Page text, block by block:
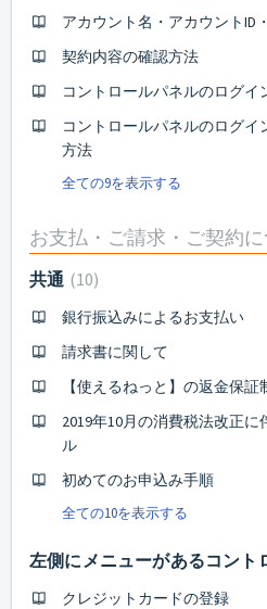
アカウント名・アカウントID
契約内容の確認方法
コントロールパネルのログイ
コントロールパネルのログ
方法
全ての9を表示する
お支払・ご請求・ご契約
共通 10
銀行振込みによるお支払い
請求書に関して
【使えるねっと】の返金保証
2019年10月の消費税法改正
ル
初めてのお申込み手順
全ての10を表示する
左側にメニューがあるコント
クレジットカードの登録